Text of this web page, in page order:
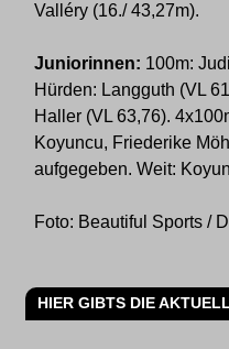
Valléry (16./ 43,27m).
Juniorinnen: 100m:
Hürden: Langguth (VL
Haller (VL 63,76).
Koyuncu, Friederike
aufgegeben. Weit:
Foto: Beautiful Sports /
HIER GIBTS DIE